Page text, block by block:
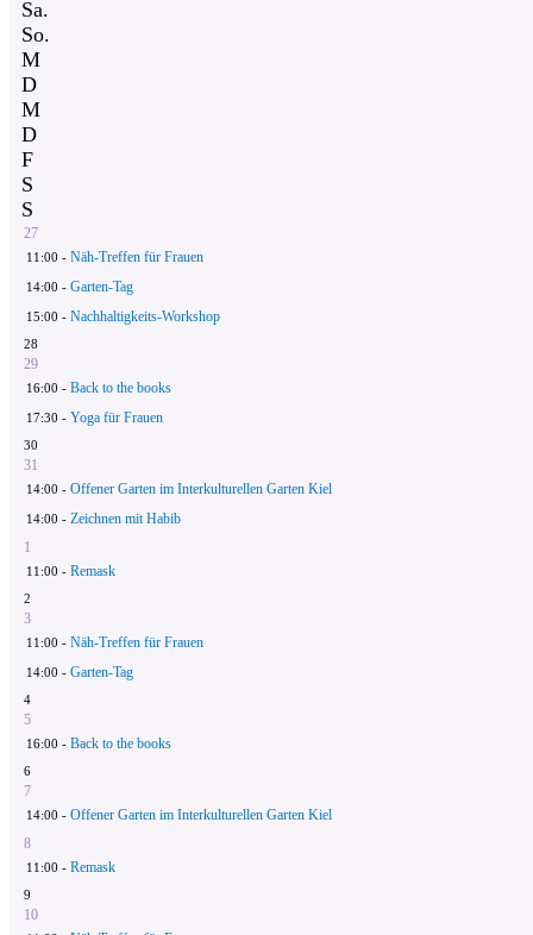
Sa.
So.
M
D
M
D
F
S
S
27
11:00 - Näh-Treffen für Frauen
14:00 - Garten-Tag
15:00 - Nachhaltigkeits-Workshop
28
29
16:00 - Back to the books
17:30 - Yoga für Frauen
30
31
14:00 - Offener Garten im Interkulturellen Garten Kiel
14:00 - Zeichnen mit Habib
1
11:00 - Remask
2
3
11:00 - Näh-Treffen für Frauen
14:00 - Garten-Tag
4
5
16:00 - Back to the books
6
7
14:00 - Offener Garten im Interkulturellen Garten Kiel
8
11:00 - Remask
9
10